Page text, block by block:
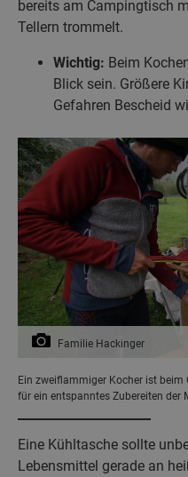
bereits am Campingtisch
Tellern trommelt.
Wichtig: Beim
Blick sein. Größere
Gefahren Bescheid
Familie Hackinger
Ein zweiflammiger Kocher ist
für ein entspanntes Zubereiten der
Eine Kühltasche sollte
Lebensmittel gerade an